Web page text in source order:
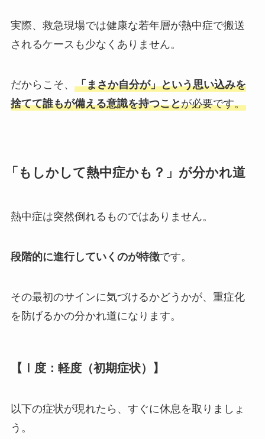
実際、救急現場では健康な若年層が熱中症で搬送
されるケースも少なくありません。
だからこそ、 「まさか自分が」という思い込みを
捨てて誰もが備える意識を持つことが必要です。
「もしかして熱中症かも？」が分かれ道
熱中症は突然倒れるものではありません。
段階的に進行していくのが特徴です。
その最初のサインに気づけるかどうかが、重症化
を防げるかの分かれ道になります。
【Ⅰ度：軽度（初期症状）】
以下の症状が現れたら、すぐに休息を取りましょ
う。